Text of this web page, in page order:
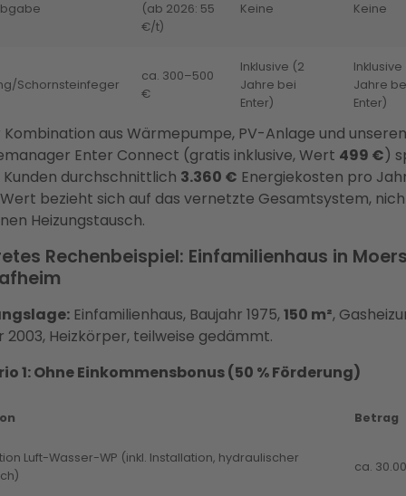
(ab 2026: 55
€/t)
Keine Keine
Schornsteinfeger
ca. 300–500
€
Inklusive (2
Jahre bei
Enter)
Inklusive
Jahre
Enter)
aus Wärmepumpe, PV-Anlage und
Enter Connect (gratis inklusive, Wert 499 €)
durchschnittlich 3.360 € Energiekosten pro
bezieht sich auf das vernetzte Gesamtsystem,
Heizungstausch.
Rechenbeispiel: Einfamilienhaus in
Einfamilienhaus, Baujahr 1975, 150 m²,
2003, Heizkörper, teilweise gedämmt.
1: Ohne Einkommensbonus (50 % Förderung)
Betrag
Luft-Wasser-WP (inkl. Installation, hydraulischer
ca.